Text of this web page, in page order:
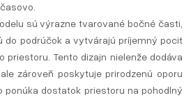
sú výrazne tvarované bočné časti,
do podrúčok a vytvárajú príjemný pocit
priestoru. Tento dizajn nielenže dodáva
zároveň poskytuje prirodzenú oporu
ponúka dostatok priestoru na pohodlný